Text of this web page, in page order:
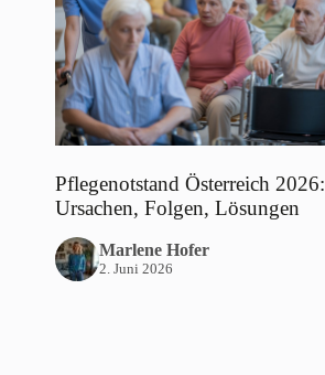
Pflegenotstand Österreich 2026:
Ursachen, Folgen, Lösungen
Marlene Hofer
2. Juni 2026